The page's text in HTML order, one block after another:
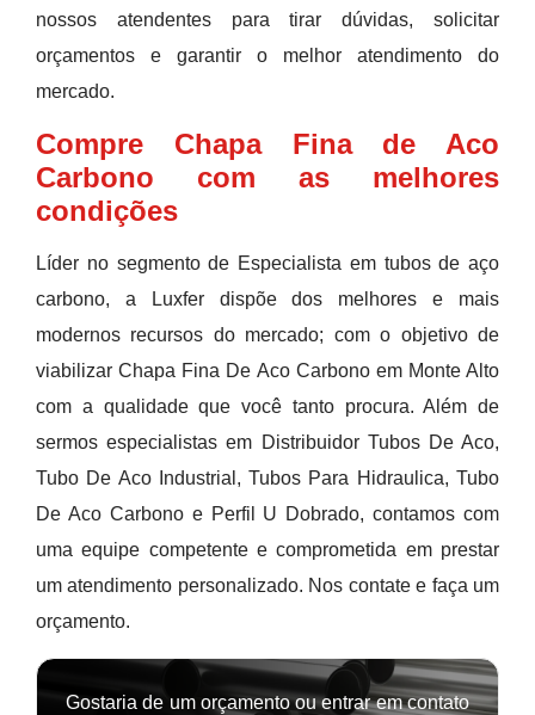
nossos atendentes para tirar dúvidas, solicitar
orçamentos e garantir o melhor atendimento do
mercado.
Compre Chapa Fina de Aco
Carbono com as melhores
condições
Líder no segmento de Especialista em tubos de aço
carbono, a Luxfer dispõe dos melhores e mais
modernos recursos do mercado; com o objetivo de
viabilizar Chapa Fina De Aco Carbono em Monte Alto
com a qualidade que você tanto procura. Além de
sermos especialistas em Distribuidor Tubos De Aco,
Tubo De Aco Industrial, Tubos Para Hidraulica, Tubo
De Aco Carbono e Perfil U Dobrado, contamos com
uma equipe competente e comprometida em prestar
um atendimento personalizado. Nos contate e faça um
orçamento.
Gostaria de um orçamento ou entrar em contato